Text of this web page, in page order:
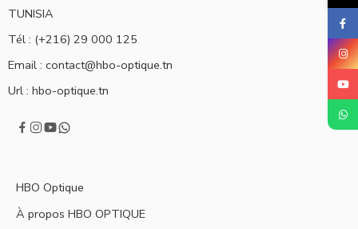
TUNISIA
Tél : (+216) 29 000 125
Email : contact@hbo-optique.tn
Url : hbo-optique.tn
HBO Optique
À propos HBO OPTIQUE